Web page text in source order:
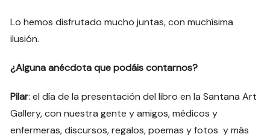
Lo hemos disfrutado mucho juntas, con muchísima
ilusión.
¿Alguna anécdota que podáis contarnos?
Pilar: el día de la presentación del libro en la Santana Art
Gallery, con nuestra gente y amigos, médicos y
enfermeras, discursos, regalos, poemas y fotos y más